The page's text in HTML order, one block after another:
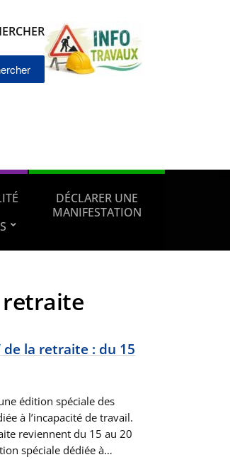
:
DÉCLARER UNE
MANIFESTATION
retraite
de la retraite : du 15
édition spéciale des
à l’incapacité de travail.
reviennent du 15 au 20
spéciale dédiée à…